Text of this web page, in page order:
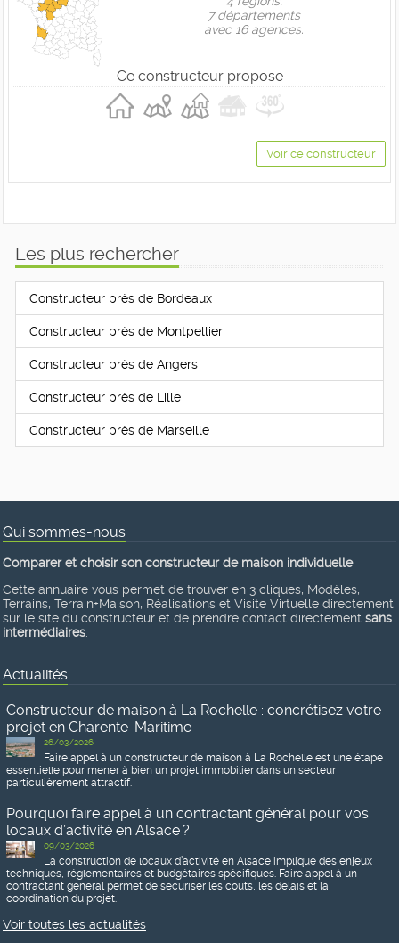
7 départements
avec 16 agences.
Ce constructeur propose
Voir ce constructeur
Les plus rechercher
Constructeur près de Bordeaux
Constructeur près de Montpellier
Constructeur près de Angers
Constructeur près de Lille
Constructeur près de Marseille
Qui sommes-nous
Comparer et choisir son constructeur de maison individuelle
Cette annuaire vous permet de trouver en 3 cliques, Modèles,
Terrains, Terrain+Maison, Réalisations et Visite Virtuelle directement
sur le site du constructeur et de prendre contact directement sans
intermédiaires
Actualités
Constructeur de maison à La Rochelle : concrétisez votre
projet en Charente-Maritime
26/03/2026
Faire appel à un constructeur de maison à La Rochelle est une étape
essentielle pour mener à bien un projet immobilier dans un secteur
particulièrement attractif.
Pourquoi faire appel à un contractant général pour vos
locaux d’activité en Alsace ?
09/03/2026
La construction de locaux d’activité en Alsace implique des enjeux
techniques, réglementaires et budgétaires spécifiques. Faire appel à un
contractant général permet de sécuriser les coûts, les délais et la
coordination du projet.
Voir toutes les actualités